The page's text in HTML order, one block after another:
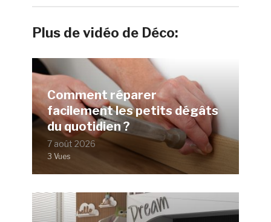
Plus de vidéo de Déco:
Comment réparer
facilement les petits dégâts
du quotidien ?
7 août 2026
3 Vues